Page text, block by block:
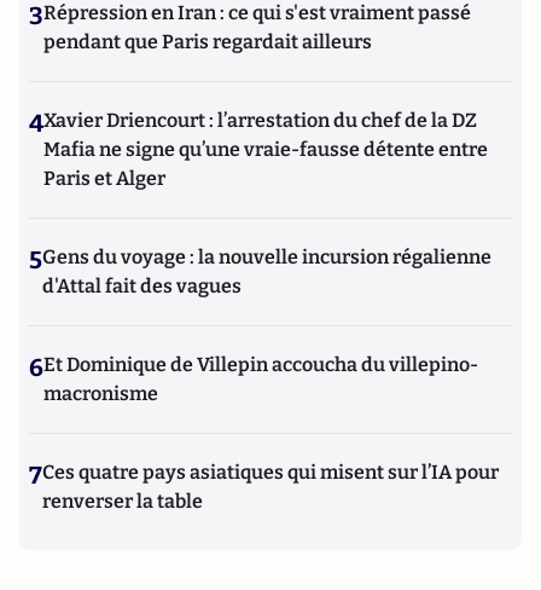
3Répression en Iran : ce qui s'est vraiment passé
pendant que Paris regardait ailleurs
4Xavier Driencourt : l’arrestation du chef de la DZ
Mafia ne signe qu’une vraie-fausse détente entre
Paris et Alger
5Gens du voyage : la nouvelle incursion régalienne
d'Attal fait des vagues
6Et Dominique de Villepin accoucha du villepino-
macronisme
7Ces quatre pays asiatiques qui misent sur l’IA pour
renverser la table